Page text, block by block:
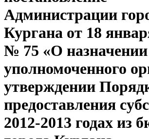
Администрации
Кургана от 18
№ 75 «О назначении
уполномоченного
утверждении
предоставления
2012-2013 годах из